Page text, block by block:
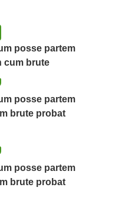
posse partem
cum brute
posse partem
brute probat
posse partem
brute probat